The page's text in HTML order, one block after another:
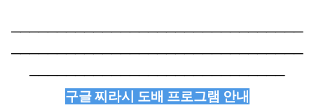
────────────────────────────────
────────────────────────────────
────────────────────────────
구글 찌라시 도배 프로그램 안내